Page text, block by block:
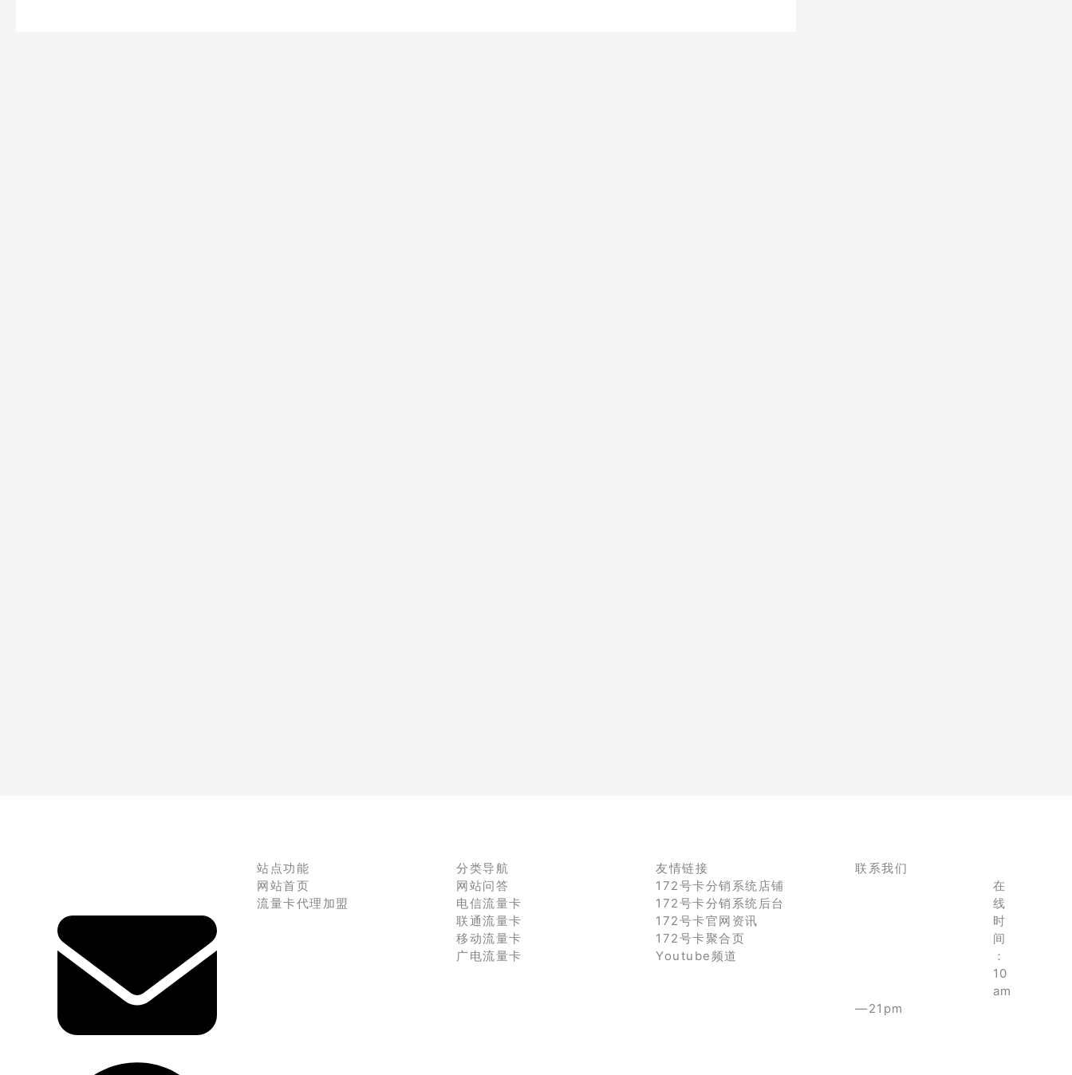
站点功能
网站首页
流量卡代理加盟
分类导航
网站问答
电信流量卡
联通流量卡
移动流量卡
广电流量卡
友情链接
172号卡分销系统店铺
172号卡分销系统后台
172号卡官网资讯
172号卡聚合页
Youtube频道
联系我们
在
线
时
间
：
10
am
—21pm